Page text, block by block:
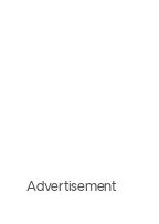
Advertisement